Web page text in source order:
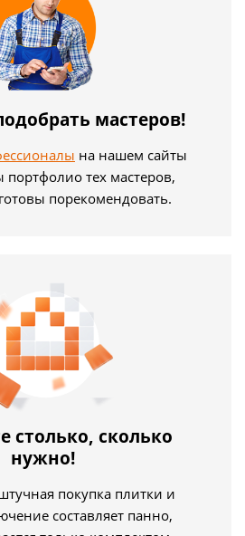
мастеров!
на нашем сайты
портфолио тех мастеров,
порекомендовать.
столько, сколько
нужно!
покупка плитки и
составляет панно,